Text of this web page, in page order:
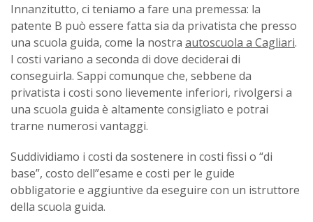
Innanzitutto, ci teniamo a fare una premessa: la
patente B può essere fatta sia da privatista che presso
una scuola guida, come la nostra autoscuola a Cagliari.
I costi variano a seconda di dove deciderai di
conseguirla. Sappi comunque che, sebbene da
privatista i costi sono lievemente inferiori, rivolgersi a
una scuola guida è altamente consigliato e potrai
trarne numerosi vantaggi.
Suddividiamo i costi da sostenere in costi fissi o “di
base”, costo dell”esame e costi per le guide
obbligatorie e aggiuntive da eseguire con un istruttore
della scuola guida.